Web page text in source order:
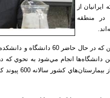
از
در منطقه
دكتر هاشمي با بيان اين كه در
دانشگاه‌ها انجام مي‌شود به نحوي
در حال حاضر